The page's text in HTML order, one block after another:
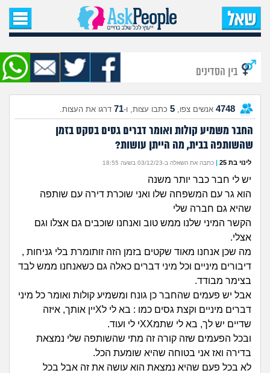
עמוד הבית
שאל שאלה
שאלות חדשות
שאלות שעוררו עניין
עצות חדשות
זוגיות
היריון ולידה
הורות ומשפחה
מתבגרים
חיפוש שאלות
הרשמה | התחברות
בין הסדינים
4748 אנשים צפו, 5 כתבו עצות, ו-71 דרגו את העצות.
החבר משמיע קולות ואומר דברים גסים בסקס בזמן
שהשותפה בבית, מה הייתן עושות?
לינוי בת 25 | כתבה את השאלה ב-03/12/23 בשעה 18:55
יש לי חבר כבר יותר משנה
הוא גר עם המשפחה שלו ואני שוכרת דירה עם שותפה
שהיא גם חברה שלי
הקשר המיני שלנו ממש טוב ואנחנו שוכבים גם אצלו וגם
אצלי.
מה שכן אנחנו מאוד שקטים בזמן הזה זותומרת בלי גניחות ,
דיבורים מיניים וכל מיני דברים כאלה גם כשאנחנו ממש לבד
בצימר מבודד.
אבל יש פעמים שהחבר כן גונח ומשמיע קולות ואומר כל מיני
דברים מיניים וקצת גסים כמו : בא לי לXיין אותך, איזה
שדיים יש לך, בא לי שתמXXי לי ועוד.
ובכל הפעמים שזה קורה זה מתי שהשותפה שלי נמצאת
בדירה ואז אני בטוחה שהיא שומעת הכל.
לא בכל פעם שהיא נמצאת הוא עושה את זה אבל בכל